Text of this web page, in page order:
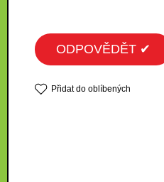
ODPOVĚDĚT ✔
Přidat do oblíbených